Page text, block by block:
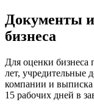
Документы
бизнеса
Для оценки бизнеса
лет, учредительные
компании и
15 рабочих дней в